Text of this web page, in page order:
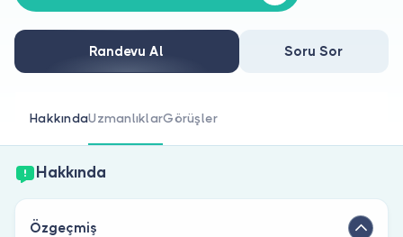
Doktor musunuz?
Randevu Al Soru Sor
HakkındaUzmanlıklarGörüşler
Hakkında
Özgeçmiş